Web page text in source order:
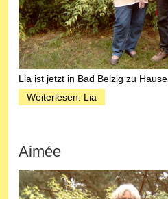
Lia ist jetzt in Bad Belzig zu Hause.
Weiterlesen: Lia
Aimée